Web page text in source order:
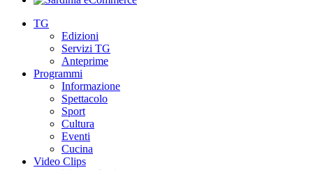
TG
Edizioni
Servizi TG
Anteprime
Programmi
Informazione
Spettacolo
Sport
Cultura
Eventi
Cucina
Video Clips